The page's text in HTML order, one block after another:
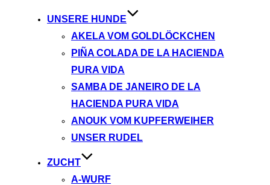
UNSERE HUNDE
AKELA VOM GOLDLÖCKCHEN
PIÑA COLADA DE LA HACIENDA
PURA VIDA
SAMBA DE JANEIRO DE LA
HACIENDA PURA VIDA
ANOUK VOM KUPFERWEIHER
UNSER RUDEL
ZUCHT
A-WURF